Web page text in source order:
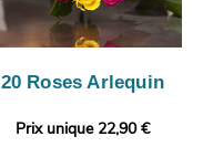
20 Roses Arlequin
Prix unique 22,90 €